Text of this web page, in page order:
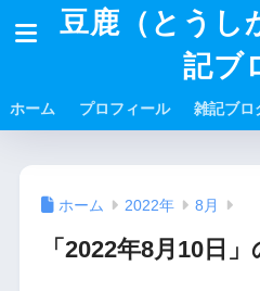
豆鹿（とうし
記ブ
ホーム プロフィール 雑記ブロ
ホーム 2022年 8月
「2022年8月10日